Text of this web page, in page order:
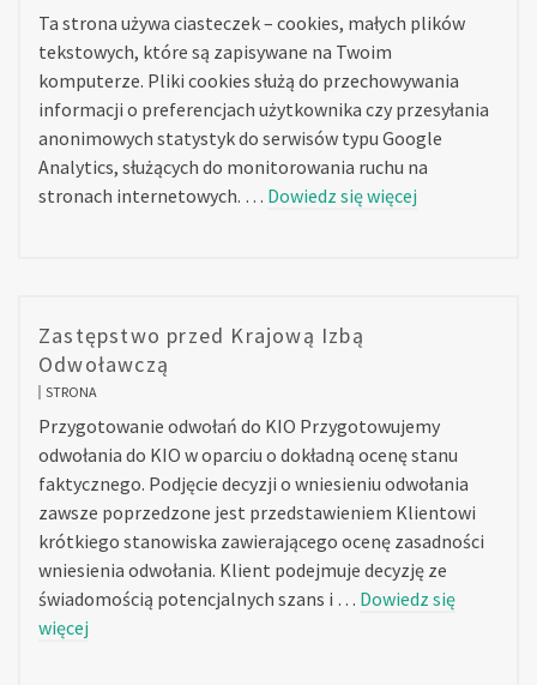
Ta strona używa ciasteczek – cookies, małych plików
tekstowych, które są zapisywane na Twoim
komputerze. Pliki cookies służą do przechowywania
informacji o preferencjach użytkownika czy przesyłania
anonimowych statystyk do serwisów typu Google
Analytics, służących do monitorowania ruchu na
stronach internetowych. … Dowiedz się więcej
Zastępstwo przed Krajową Izbą
Odwoławczą
STRONA
Przygotowanie odwołań do KIO Przygotowujemy
odwołania do KIO w oparciu o dokładną ocenę stanu
faktycznego. Podjęcie decyzji o wniesieniu odwołania
zawsze poprzedzone jest przedstawieniem Klientowi
krótkiego stanowiska zawierającego ocenę zasadności
wniesienia odwołania. Klient podejmuje decyzję ze
świadomością potencjalnych szans i … Dowiedz się
więcej